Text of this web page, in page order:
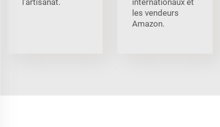
les vendeurs
Amazon.